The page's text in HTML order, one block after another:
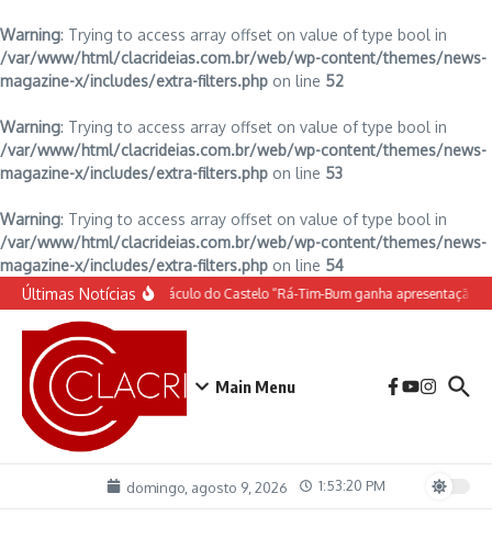
Warning: Trying to access array offset on value of type bool in
/var/www/html/clacrideias.com.br/web/wp-content/themes/news-
magazine-x/includes/extra-filters.php on line 52
Warning: Trying to access array offset on value of type bool in
/var/www/html/clacrideias.com.br/web/wp-content/themes/news-
magazine-x/includes/extra-filters.php on line 53
Warning: Trying to access array offset on value of type bool in
/var/www/html/clacrideias.com.br/web/wp-content/themes/news-
magazine-x/includes/extra-filters.php on line 54
Ir para o conteúdo
Últimas NotíciasO espetáculo do Castelo “Rá-Tim-Bum ganha apresentação
Main Menu
domingo, agosto 9, 2026 1:53:20 PM